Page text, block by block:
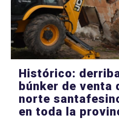
Histórico:
búnker de venta
norte
en toda la